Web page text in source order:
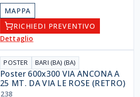
MAPPA
RICHIEDI PREVENTIVO
Dettaglio
POSTER BARI (BA) (BA)
Poster 600x300 VIA ANCONA A
25 MT. DA VIA LE ROSE (RETRO)
238